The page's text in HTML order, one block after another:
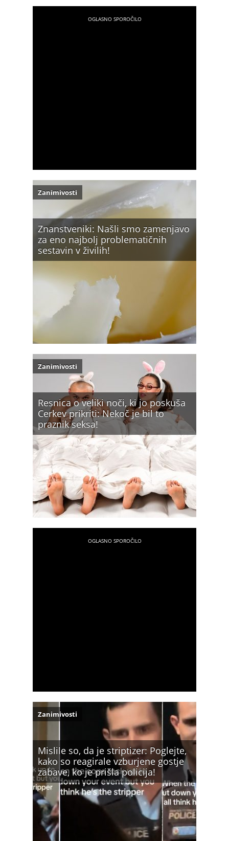
Znanstveniki: Našli smo zamenjavo
za eno najbolj problematičnih
sestavin v živilih!
Zanimivosti
Resnica o veliki noči, ki jo poskuša
Cerkev prikriti: Nekoč je bil to
praznik seksa!
Zanimivosti
Mislile so, da je striptizer: Poglejte,
kako so reagirale vzburjene gostje
zabave, ko je prišla policija!
Zanimivosti